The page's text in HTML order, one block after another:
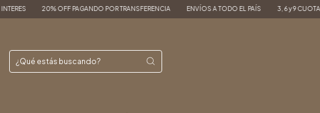
OFF PAGANDO POR TRANSFERENCIA ENVÍOS A TODO EL PAÍS 3, 6 y 9 CUOTAS SIN INTERES